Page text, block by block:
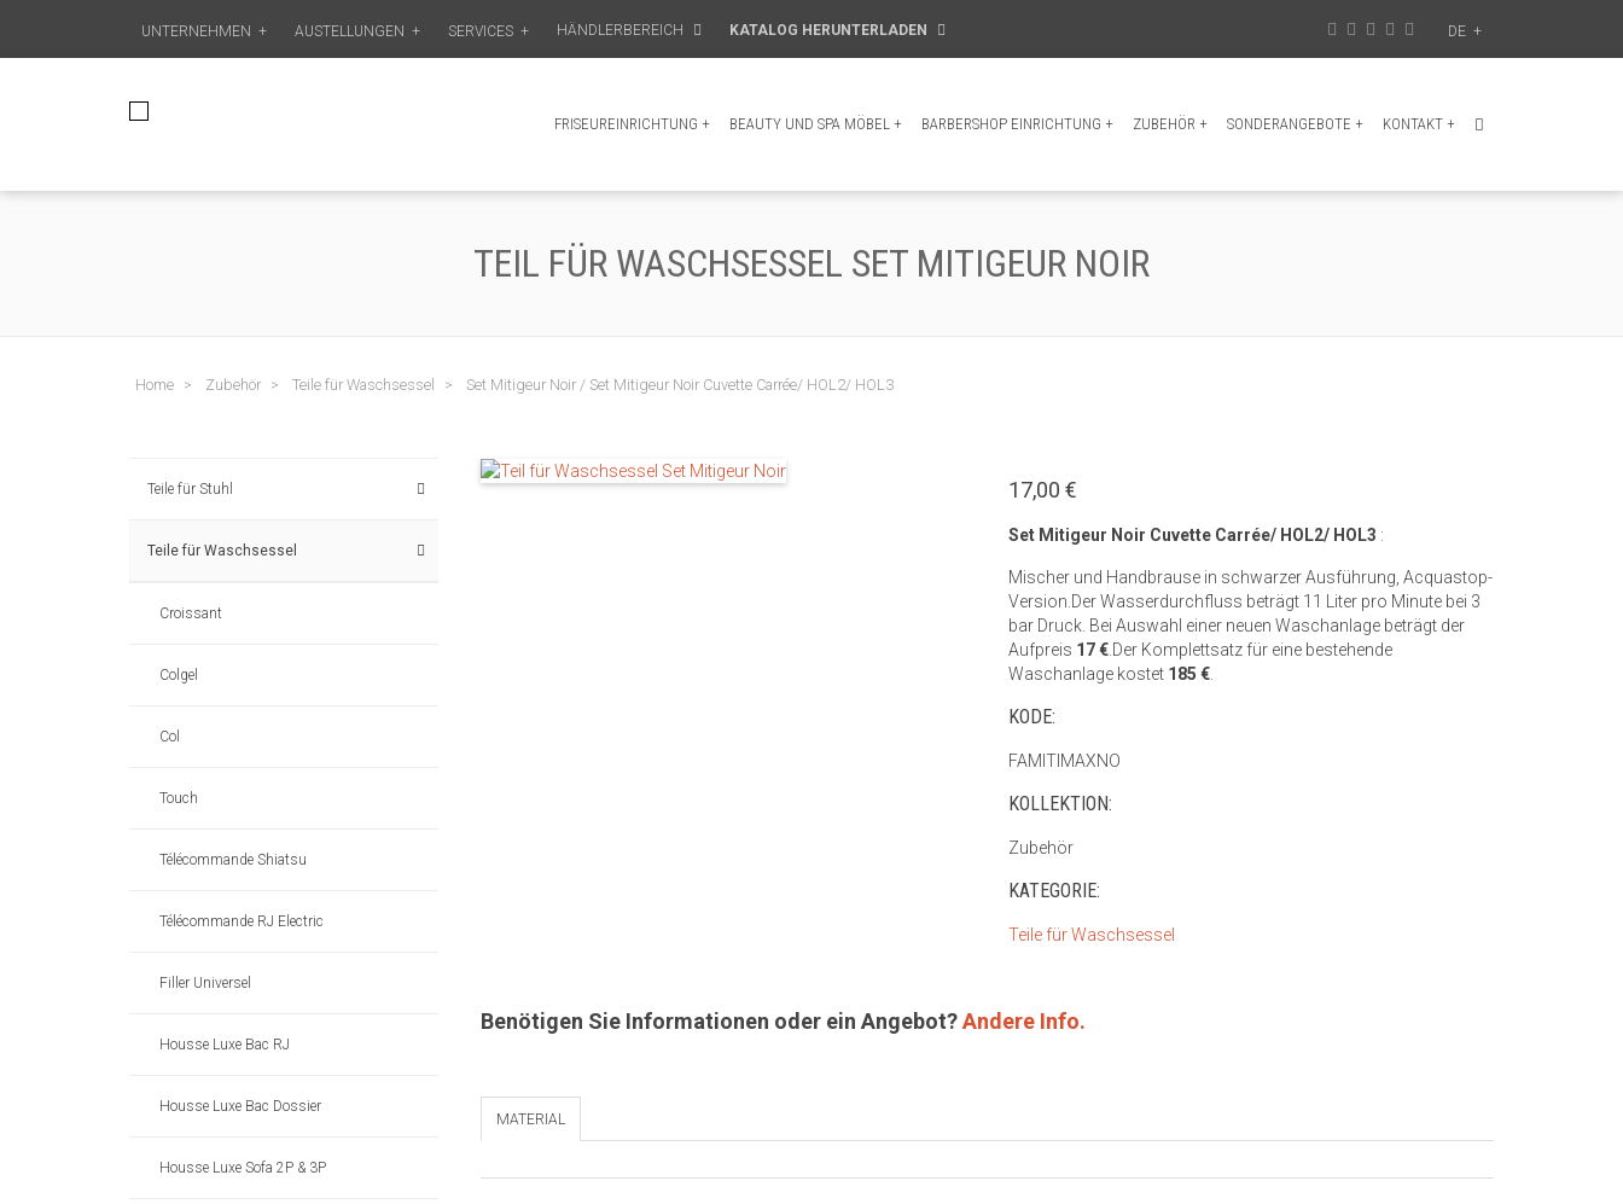
UNTERNEHMEN + AUSTELLUNGEN + SERVICES + HÄNDLERBEREICH KATALOG HERUNTERLADEN DE +
FRISEUREINRICHTUNG + BEAUTY UND SPA MÖBEL + BARBERSHOP EINRICHTUNG + ZUBEHÖR + SONDERANGEBOTE + KONTAKT +
TEIL FÜR WASCHSESSEL SET MITIGEUR NOIR
Home Zubehör Teile für Waschsessel Set Mitigeur Noir / Set Mitigeur Noir Cuvette Carrée/ HOL2/ HOL3
Teile für Stuhl
Teile für Waschsessel
Croissant
Colgel
Col
Touch
Télécommande Shiatsu
Télécommande RJ Electric
Filler Universel
Housse Luxe Bac RJ
Housse Luxe Bac Dossier
Housse Luxe Sofa 2P & 3P
17,00 €
Set Mitigeur Noir Cuvette Carrée/ HOL2/ HOL3 :
Mischer und Handbrause in schwarzer Ausführung, Acquastop-
Version.Der Wasserdurchfluss beträgt 11 Liter pro Minute bei 3
bar Druck. Bei Auswahl einer neuen Waschanlage beträgt der
Aufpreis 17 € .Der Komplettsatz für eine bestehende
Waschanlage kostet 185 €
KODE:
FAMITIMAXNO
KOLLEKTION:
Zubehör
KATEGORIE:
Teile für Waschsessel
Benötigen Sie Informationen oder ein Angebot?Andere Info.
MATERIAL